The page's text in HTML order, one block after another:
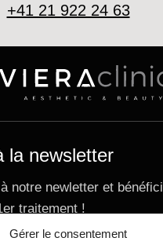
Gérer le consentement
+41 21 922 24 63
la newsletter
notre newletter et
traitement !